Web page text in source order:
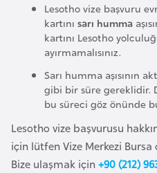
Lesotho vize başvuru
kartını sarı humma
kartını Lesotho
ayırmamalısınız.
Sarı humma aşısının
gibi bir süre gereklidir.
bu süreci göz önünde
Lesotho vize başvurusu
için lütfen Vize Merkezi
Bize ulaşmak için+90 (212)
r
k
a